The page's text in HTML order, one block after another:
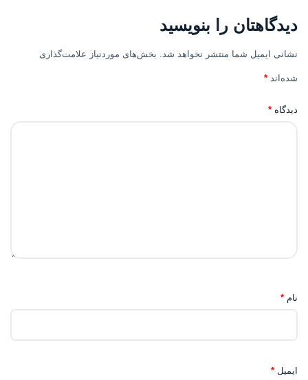
دیدگاهتان را بنویسید
نشانی ایمیل شما منتشر نخواهد شد. بخش‌های موردنیاز علامت‌گذاری
شده‌اند *
دیدگاه *
نام *
ایمیل *